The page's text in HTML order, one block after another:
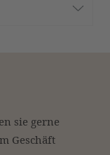
sie gerne
Geschäft